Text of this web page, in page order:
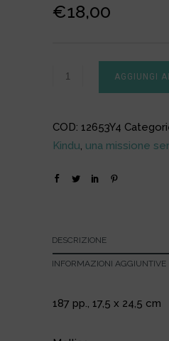
€18,00
AGGIUNGI
COD: 12653Y4
Kindu, una missione
DESCRIZIONE
INFORMAZIONI AGGIUNTIVE
187 pp., 17,5 x 24,5 cm